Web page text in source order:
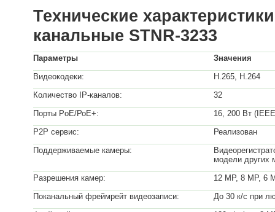
Технические
канальные STNR-3233
Параметры
Значения
Видеокодеки:
H.265, H.264
Количество IP-каналов:
32
Порты PoE/РоЕ+:
16, 200 Вт
P2P сервис:
Реализован
Поддерживаемые камеры:
модели других
Разрешения камер:
12 MP, 8 MP, 6
Поканальный фреймрейт видеозаписи:
До 30 к/с при